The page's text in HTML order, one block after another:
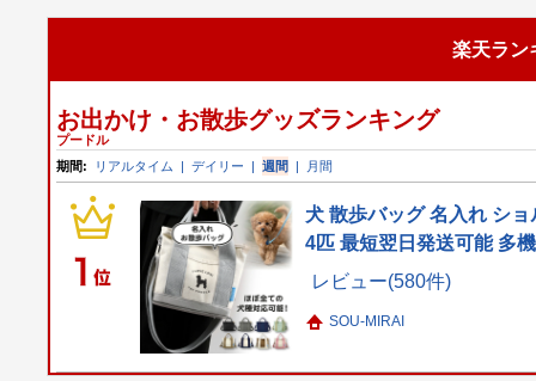
楽天ラン
お出かけ・お散歩グッズランキング
プードル
期間:
リアルタイム |デイリー |週間 | 月間
犬 散歩バッグ 名入れ シ
4匹 最短翌日発送可能 多
レビュー(580件)
SOU-MIRAI